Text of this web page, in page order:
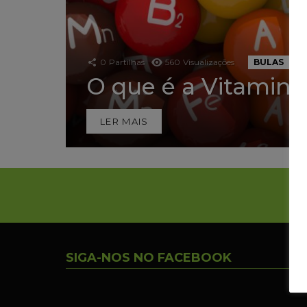
0 Partilhas 560 Visualizações BULAS
O que é a
LER MAIS
SIGA-NOS NO FACEBOOK